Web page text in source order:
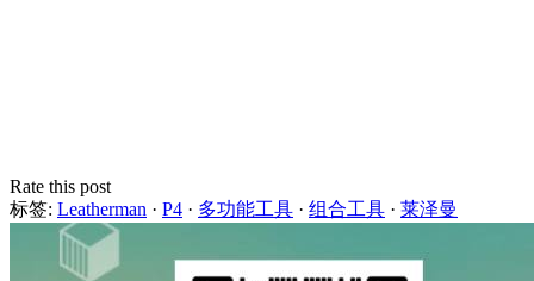
Rate this post
标签: Leatherman · P4 · 多功能工具 · 组合工具 · 莱泽曼